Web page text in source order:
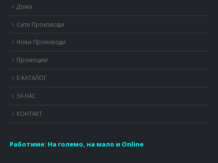
Дома
Сите Производи
Нови Производи
Промоции
Е-КАТАЛОГ
ЗА НАС
КОНТАКТ
Работиме: На големо, на мало и Online